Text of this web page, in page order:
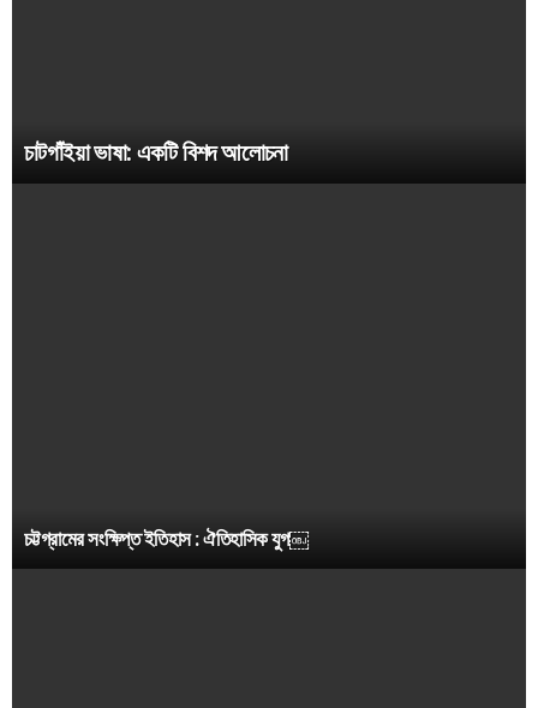
চাটগাঁইয়া ভাষা: একটি বিশদ আলোচনা
চট্টগ্রামের সংক্ষিপ্ত ইতিহাস : ঐতিহাসিক যুগ￼